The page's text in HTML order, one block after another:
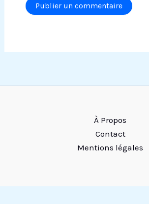
À Propos
Contact
Mentions légales